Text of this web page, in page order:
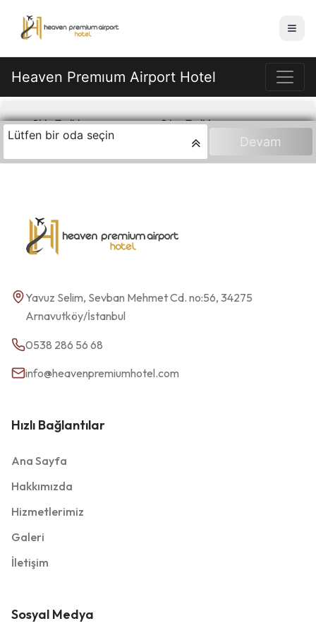
Rezervasyon sistemi yükleniyor...
Yavuz Selim, Sevban Mehmet Cd. no:56, 34275
Arnavutköy/İstanbul
0538 286 56 68
info@heavenpremiumhotel.com
Hızlı Bağlantılar
Ana Sayfa
Hakkımızda
Hizmetlerimiz
Galeri
İletişim
Sosyal Medya